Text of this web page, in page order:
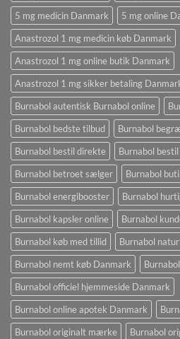
5 mg medicin Danmark
5 mg online
Anastrozol 1 mg medicin køb Danmark
Anastrozol 1 mg online butik Danmark
Anastrozol 1 mg sikker betaling
Burnabol autentisk Burnabol online
Burnabol bedste tilbud
Burnabol
Burnabol bestil direkte
Burnabol
Burnabol betroet sælger
Burnabol
Burnabol energibooster
Burnabol
Burnabol kapsler online
Burnabol
Burnabol køb med tillid
Burnabol
Burnabol nemt køb Danmark
Burnabol officiel hjemmeside Danmark
Burnabol online apotek Danmark
Burnabol originalt mærke
Burnabol